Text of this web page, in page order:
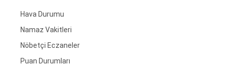
Hava Durumu
Namaz Vakitleri
Nöbetçi Eczaneler
Puan Durumları